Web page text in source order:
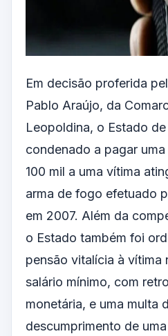
Em decisão proferida
Pablo Araújo, da
Leopoldina, o Estado
condenado a pagar
100 mil a uma vítima
arma de fogo efetuado
em 2007. Além da
o Estado também foi
pensão vitalícia à vítima
salário mínimo, com
monetária, e uma multa
descumprimento de